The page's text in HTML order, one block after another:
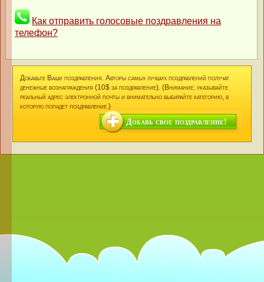
Как отправить голосовые поздравления на
телефон?
Добавьте Ваши поздравления. Авторы самых лучших поздравлений получат
денежные вознаграждения (10$ за поздравление). (Внимание: указывайте
реальный адрес электронной почты и внимательно выбирайте категорию, в
которую попадет поздравление.)
Добавь свое поздравление!